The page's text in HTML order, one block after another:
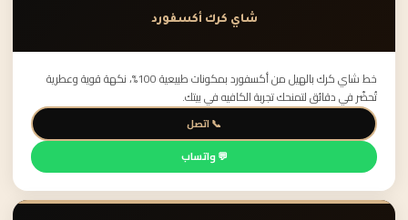
شاي كرك أكسفورد
خط شاي كرك بالهيل من أكسفورد بمكونات طبيعية 100%، نكهة قوية وعطرية
تُحضّر في دقائق لتمنحك تجربة الكافيه في بيتك.
📞 اتصل
💬 واتساب